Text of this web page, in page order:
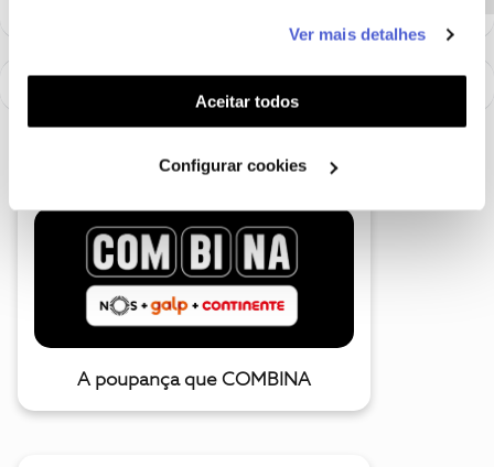
funcionalidades (cookies de personalização e
funcionalidade) e adaptar anúncios aos seus interesses
(cookies de publicidade personalizada). Pode gerir a
utilização dos cookies clicando em "Configurar
Ver mais detalhes
Aceitar todos
Configurar cookies
A poupança que COMBINA